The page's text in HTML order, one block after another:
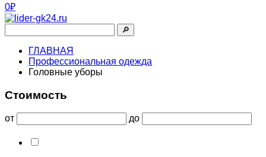
0₽
🔎︎
ГЛАВНАЯ
Профессиональная одежда
Головные уборы
Стоимость
от до